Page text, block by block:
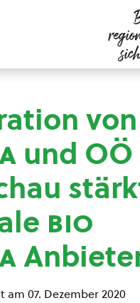
von
und OÖ
bio
07. Dezember 2020